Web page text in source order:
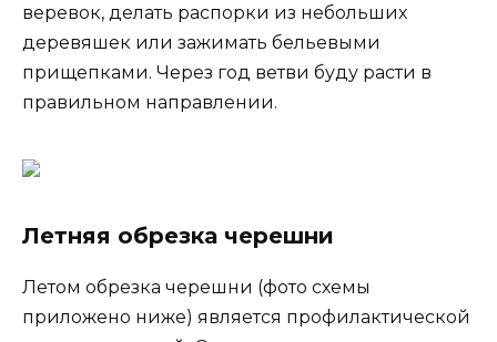
веревок, делать распорки из небольших
деревяшек или зажимать бельевыми
прищепками. Через год ветви буду расти в
правильном направлении.
Летняя обрезка черешни
Летом обрезка черешни (фото схемы
приложено ниже) является профилактической